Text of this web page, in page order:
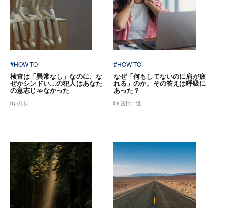
#HOW TO
検査は「異常なし」なのに、な
ぜかシンドい…の犯人はあなた
の意志じゃなかった
by のぶ
#HOW TO
なぜ「何もしてないのに肩が疲
れる」のか。その答えは呼吸に
あった？
by 吉田一也